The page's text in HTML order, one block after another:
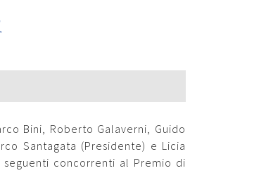
Bini, Roberto Galaverni, Guido
Santagata (Presidente) e Licia
concorrenti al Premio di